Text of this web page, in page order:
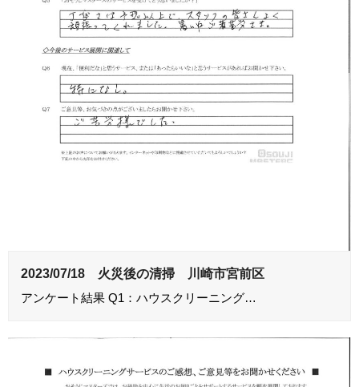
2023/07/18 火災後の清掃 川崎市宮前区
アンケート結果 Q1：ハウスクリーニング…